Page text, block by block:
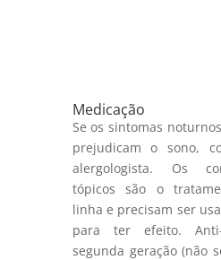
Medicação
Se os sintomas
prejudicam o sono,
alergologista. Os
tópicos são o
linha e precisam ser
para ter efeito.
segunda geração (não